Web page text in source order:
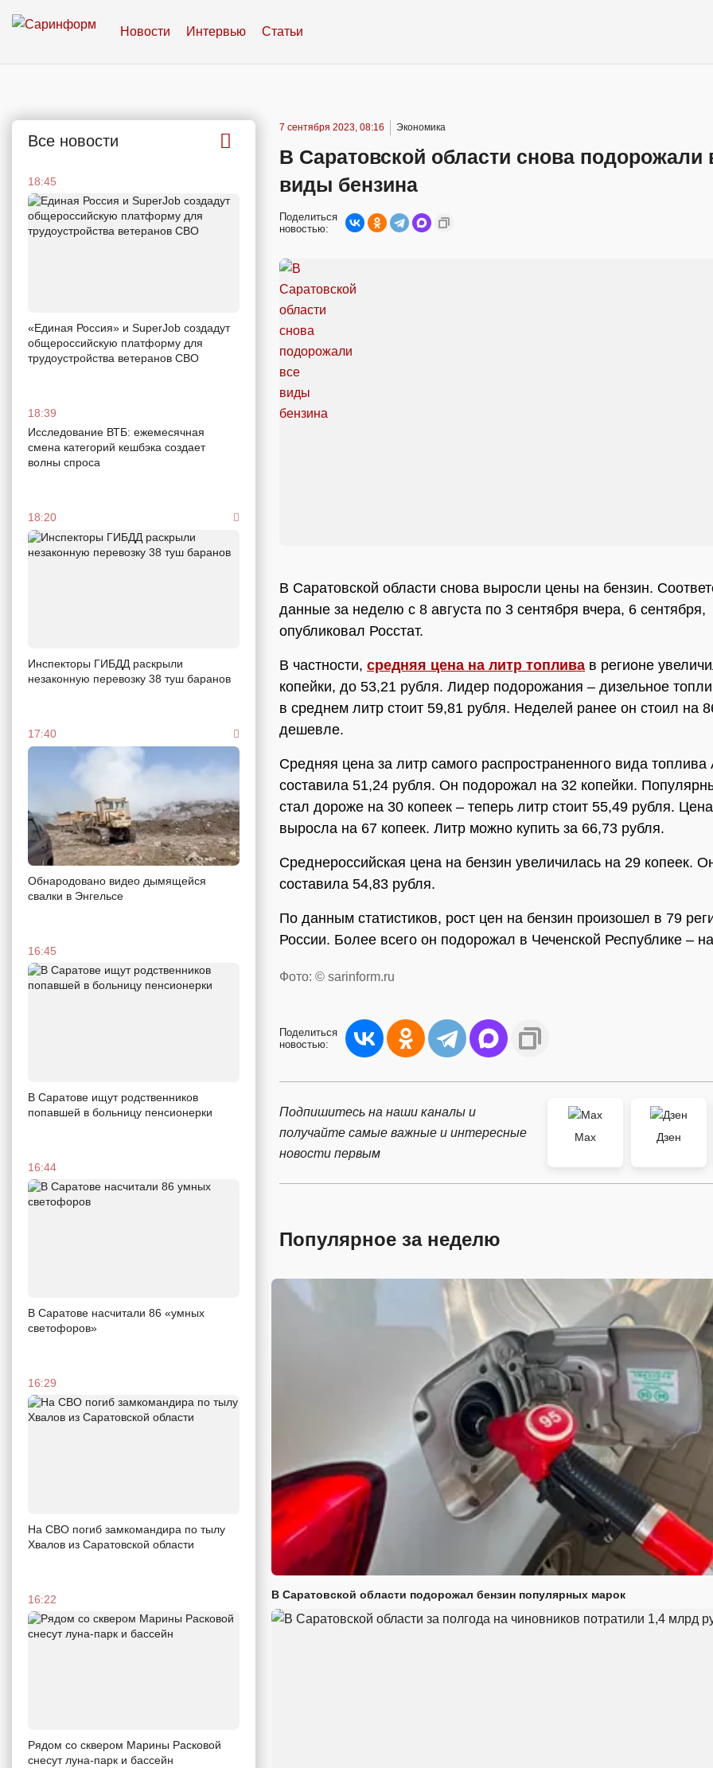
Новости Интервью Статьи
Все новости
18:45
«Единая Россия» и SuperJob создадут
общероссийскую платформу для
трудоустройства ветеранов СВО
18:39
Исследование ВТБ: ежемесячная
смена категорий кешбэка создает
волны спроса
18:20
Инспекторы ГИБДД раскрыли
незаконную перевозку 38 туш баранов
17:40
Обнародовано видео дымящейся
свалки в Энгельсе
16:45
В Саратове ищут родственников
попавшей в больницу пенсионерки
16:44
В Саратове насчитали 86 «умных
светофоров»
16:29
На СВО погиб замкомандира по тылу
Хвалов из Саратовской области
16:22
Рядом со сквером Марины Расковой
снесут луна-парк и бассейн
7 сентября 2023, 08:16 Экономика
В Саратовской области снова подорожали
виды бензина
Поделиться
новостью:
В Саратовской области снова выросли цены на бензин.
данные за неделю с 8 августа по 3 сентября вчера, 6 сентября,
опубликовал Росстат.
В частности, средняя цена на литр топлива в регионе
копейки, до 53,21 рубля. Лидер подорожания – дизельное
в среднем литр стоит 59,81 рубля. Неделей ранее он стоил на
дешевле.
Средняя цена за литр самого распространенного вида
составила 51,24 рубля. Он подорожал на 32 копейки.
стал дороже на 30 копеек – теперь литр стоит 55,49 рубля.
выросла на 67 копеек. Литр можно купить за 66,73 рубля.
Среднероссийская цена на бензин увеличилась на 29 копеек.
составила 54,83 рубля.
По данным статистиков, рост цен на бензин произошел в 79
России. Более всего он подорожал в Чеченской Республике –
Фото: © sarinform.ru
Поделиться
новостью:
Подпишитесь на наши каналы и
получайте самые важные и интересные
новости первым
Max Дзен
Популярное за неделю
В Саратовской области подорожал бензин популярных марок